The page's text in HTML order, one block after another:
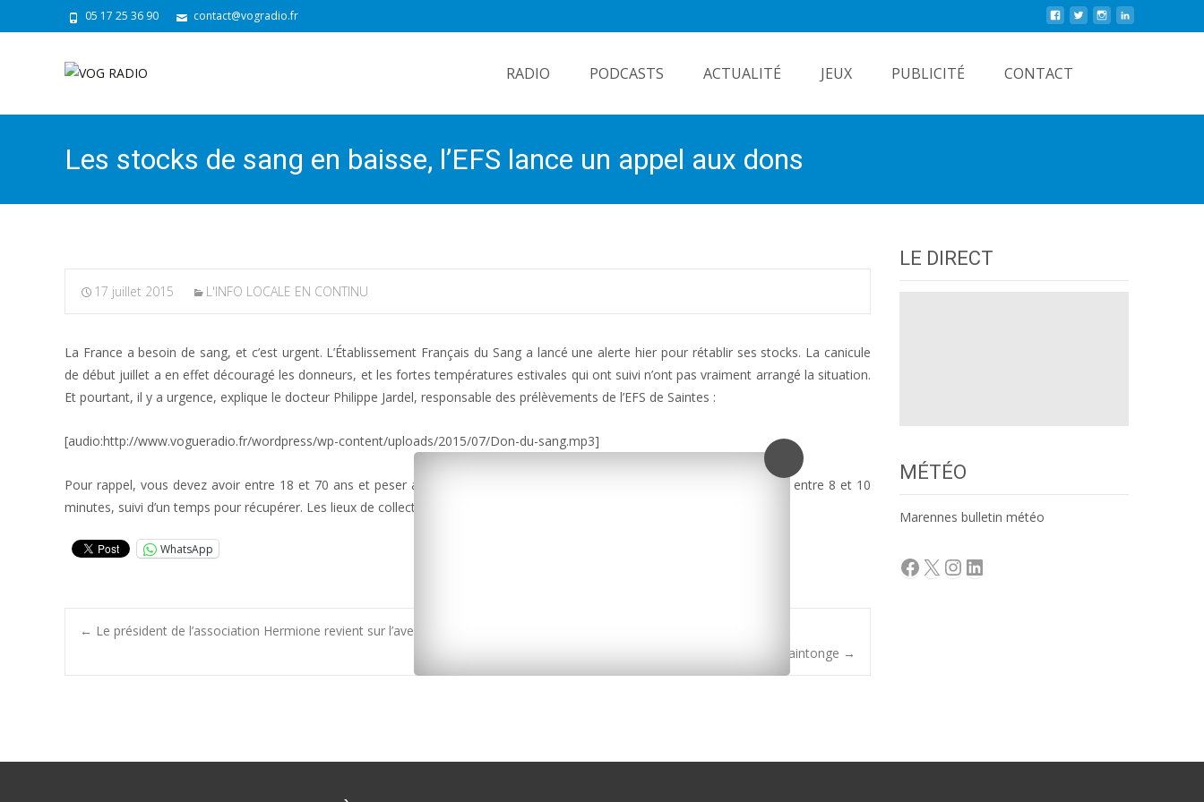
05 17 25 36 90 contact@vogradio.fr
RADIO PODCASTS ACTUALITÉ JEUX PUBLICITÉ CONTACT
Les stocks de sang en baisse, l’EFS lance un appel aux dons
17 juillet 2015 L'INFO LOCALE EN CONTINU
La France a besoin de sang, et c’est urgent. L’Établissement Français du Sang a lancé une alerte hier pour rétablir ses stocks. La canicule
de début juillet a en effet découragé les donneurs, et les fortes températures estivales qui ont suivi n’ont pas vraiment arrangé la situation.
Et pourtant, il y a urgence, explique le docteur Philippe Jardel, responsable des prélèvements de l’EFS de Saintes :
[audio:http://www.vogueradio.fr/wordpress/wp-content/uploads/2015/07/Don-du-sang.mp3]
Pour rappel, vous devez avoir entre 18 et 70 ans et peser au moins 50 kilos pour donner votre sang. Un prélèvement dure entre 8 et 10
minutes, suivi d’un temps pour récupérer. Les lieux de collecte sont consultables sur www.dondusang.net.
WhatsApp
Post
← Le président de l’association Hermione revient sur l’aventure de la frégate aux États-Unis
Bruno Longépé est le grand vainqueur du 27e Rallye de Saintonge →
LE DIRECT
MÉTÉO
Marennes bulletin météo
Facebook
X Instagram
LinkedIn